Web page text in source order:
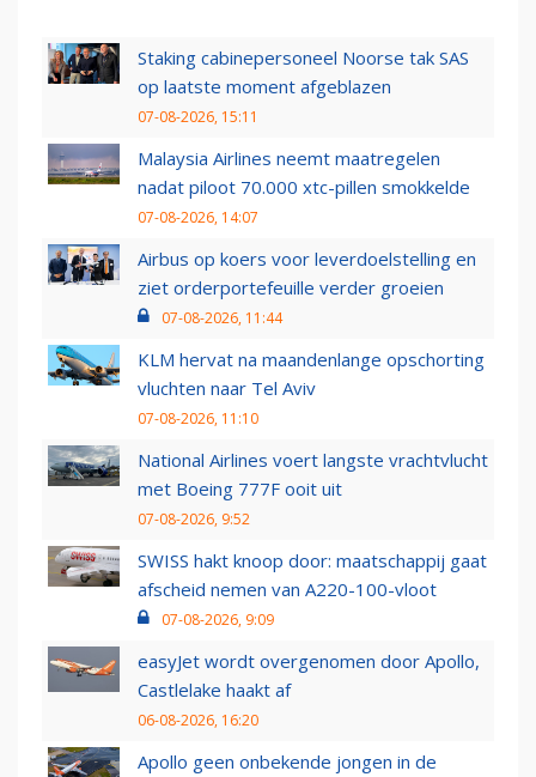
Staking cabinepersoneel Noorse tak SAS
op laatste moment afgeblazen
07-08-2026, 15:11
Malaysia Airlines neemt maatregelen
nadat piloot 70.000 xtc-pillen smokkelde
07-08-2026, 14:07
Airbus op koers voor leverdoelstelling en
ziet orderportefeuille verder groeien
07-08-2026, 11:44
KLM hervat na maandenlange opschorting
vluchten naar Tel Aviv
07-08-2026, 11:10
National Airlines voert langste vrachtvlucht
met Boeing 777F ooit uit
07-08-2026, 9:52
SWISS hakt knoop door: maatschappij gaat
afscheid nemen van A220-100-vloot
07-08-2026, 9:09
easyJet wordt overgenomen door Apollo,
Castlelake haakt af
06-08-2026, 16:20
Apollo geen onbekende jongen in de